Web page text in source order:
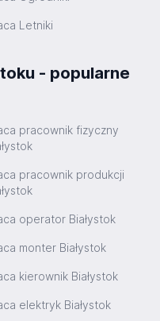
Letniki
- popularne
pracownik fizyczny
pracownik produkcji
operator Białystok
monter Białystok
kierownik Białystok
elektryk Białystok